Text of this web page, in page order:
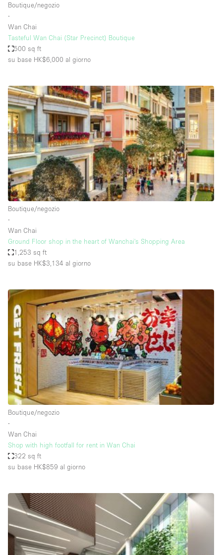
Atelier / Laboratorio
Camion
Container
Fiera/festival
Galleria d'arte
Hall
Imbarcazione
Magazzino
Negozio in centro commerciale
Sala conferenze
Sala riunioni
Spazio creativo
Spazio hall
Spazio per Eventi
Spazio pubblicitario
Spazio unico
Stand / Bancarella
Stand / Chiosco / Stand
Studio fotografico / riprese
Uffici
Villa / Casa
Dotazioni dello spazio
Accesso per disabili
Ampia Porta d'Ingresso
Boutique/negozio
∙
Wan Chai
Tasteful Wan Chai (Star Precinct) Boutique
500 sq ft
su base HK$6,000 al giorno
Boutique/negozio
∙
Wan Chai
Ground Floor shop in the heart of Wanchai's Shopping Area
1,253 sq ft
su base HK$3,134 al giorno
Boutique/negozio
∙
Wan Chai
Shop with high footfall for rent in Wan Chai
322 sq ft
su base HK$859 al giorno